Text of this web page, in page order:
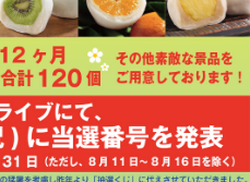
町214
間 8:30〜17:30）